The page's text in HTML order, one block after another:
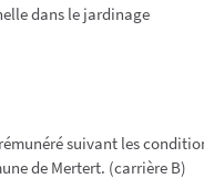
dans le jardinage
suivant les
de Mertert. (carrière B)